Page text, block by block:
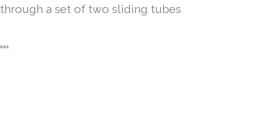
through a set of two sliding tubes
...